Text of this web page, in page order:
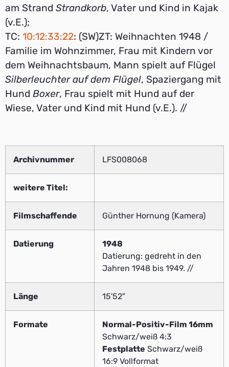
am Strand Strandkorb, Vater und Kind in Kajak
(v.E.);
TC: 10:12:33:22: (SW)ZT: Weihnachten 1948 /
Familie im Wohnzimmer, Frau mit Kindern vor
dem Weihnachtsbaum, Mann spielt auf Flügel
Silberleuchter auf dem Flügel, Spaziergang mit
Hund Boxer, Frau spielt mit Hund auf der
Wiese, Vater und Kind mit Hund (v.E.). //
Archivnummer LFS008068
weitere Titel:
Filmschaffende Günther Hornung (Kamera)
Datierung
1948
Datierung: gedreht in den
Jahren 1948 bis 1949. //
Länge 15'52"
Formate
Normal-Positiv-Film 16mm
Schwarz/weiß 4:3
Festplatte Schwarz/weiß
16:9 Vollformat